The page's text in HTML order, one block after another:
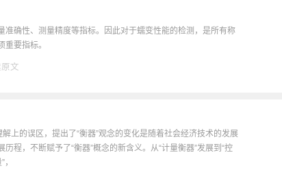
准确性、测量精度等指标。因此对于蠕变性能的检测，是所有称
要指标。
文
上的误区，提出了“衡器”观念的变化是随着社会经济技术的发展
程，不断赋予了“衡器”概念的新含义。从“计量衡器”发展到“控